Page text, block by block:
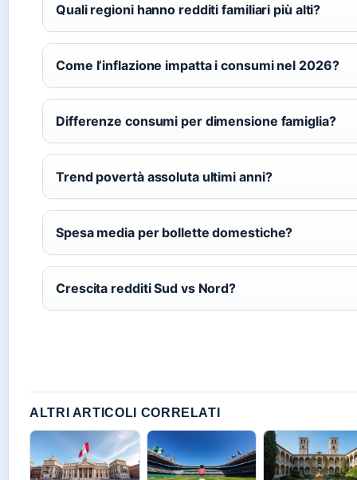
Quali regioni hanno redditi familiari più alti?
Come l’inflazione impatta i consumi nel 2026?
Differenze consumi per dimensione famiglia?
Trend povertà assoluta ultimi anni?
Spesa media per bollette domestiche?
Crescita redditi Sud vs Nord?
ALTRI ARTICOLI CORRELATI